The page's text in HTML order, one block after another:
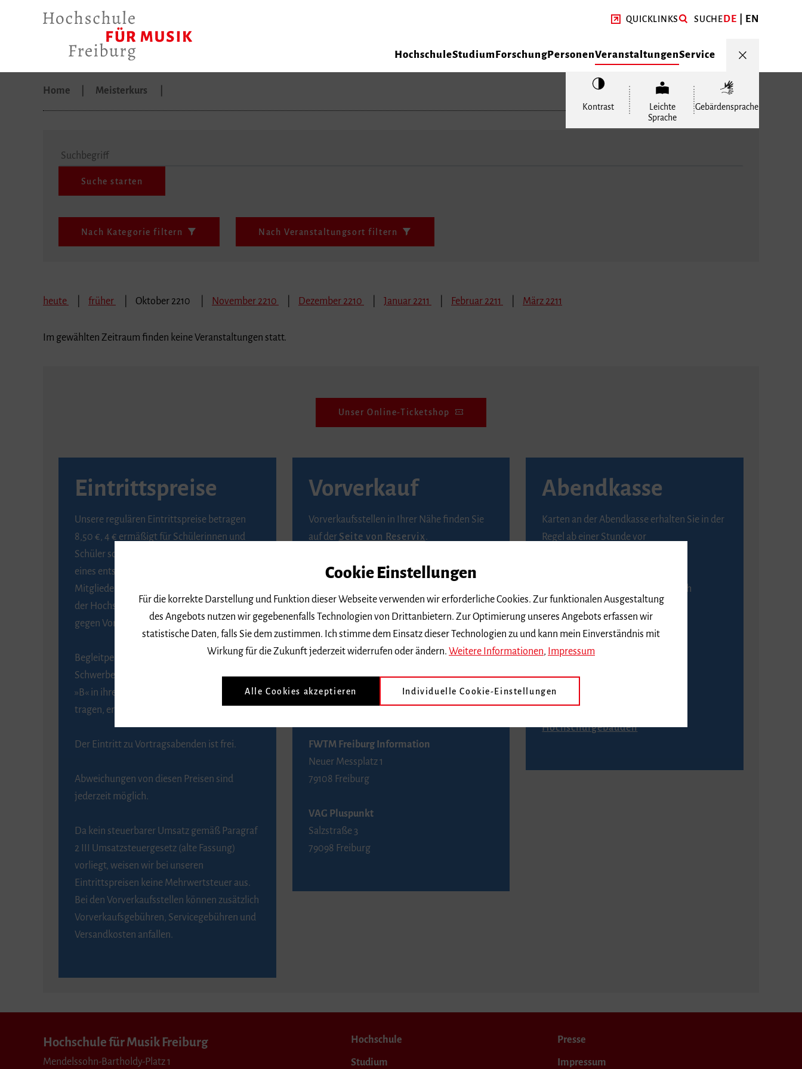
QUICKLINKS SUCHEDE EN
HochschuleStudiumForschungPersonenVeranstaltungenService
Kontrast
Leichte
Sprache
Gebärdensprache
Home Meisterkurs
Suchbegriff
Nach Kategorie filtern Nach Veranstaltungsort filtern
heute früher Oktober 2210 November 2210 Dezember 2210 Januar 2211 Februar 2211 März 2211
Im gewählten Zeitraum finden keine Veranstaltungen statt.
Unser Online-Ticketshop
Eintrittspreise
Unsere regulären Eintrittspreise betragen
8,50 €, 4 € ermäßigt für Schülerinnen und
Schüler sowie Studierende gegen Vorlage
eines entsprechenden Nachweises, 6 € für
Mitglieder der Gesellschaft zur Förderung
der Hochschule für Musik Freiburg e. V.
gegen Vorlage des Mitgliedsausweises.
Begleitpersonen von Menschen mit
Schwerbehinderung, die das Merkzeichen
»B« in ihrem Schwerbehindertenausweis
tragen, erhalten eine Freikarte.
Der Eintritt zu Vortragsabenden ist frei.
Abweichungen von diesen Preisen sind
jederzeit möglich.
Da kein steuerbarer Umsatz gemäß Paragraf
2 III Umsatzsteuergesetz (alte Fassung)
vorliegt, weisen wir bei unseren
Eintrittspreisen keine Mehrwertsteuer aus.
Bei den Vorverkaufsstellen können zusätzlich
Vorverkaufsgebühren, Servicegebühren und
Versandkosten anfallen.
Vorverkauf
Vorverkaufsstellen in Ihrer Nähe finden Sie
auf der Seite von Reservix.
BZ-Kartenservice Freiburg
79098 Freiburg
Telefon 0761 4968888 (Reservierungen sind
bis drei Tage vor einem Konzert möglich)
FWTM Tourist-Information
Rathausplatz 2-4
FWTM Freiburg Information
Neuer Messplatz 1
79108 Freiburg
VAG Pluspunkt
Salzstraße 3
79098 Freiburg
Abendkasse
Karten an der Abendkasse erhalten Sie in der
Regel ab einer Stunde vor
An der Abendkasse ist ausschließlich
Barzahlung möglich.
Anfahrt
Hochschulgebäuden
Hochschule für Musik Freiburg
Mendelssohn-Bartholdy-Platz 1
Hochschule
Studium
Presse
Impressum
Cookie Einstellungen
Für die korrekte Darstellung und Funktion dieser Webseite verwenden wir erforderliche Cookies. Zur funktionalen Ausgestaltung
des Angebots nutzen wir gegebenenfalls Technologien von Drittanbietern. Zur Optimierung unseres Angebots erfassen wir
statistische Daten, falls Sie dem zustimmen. Ich stimme dem Einsatz dieser Technologien zu und kann mein Einverständnis mit
Wirkung für die Zukunft jederzeit widerrufen oder ändern. Weitere Informationen, Impressum
Alle Cookies akzeptieren Individuelle Cookie-Einstellungen